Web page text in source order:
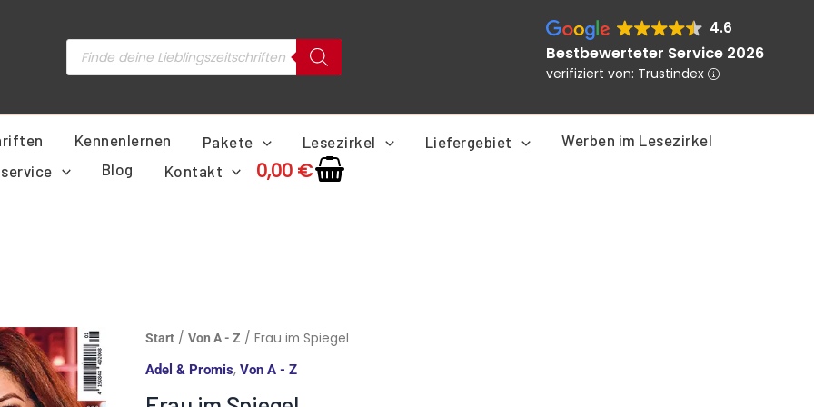
Products
search
4.6
Bestbewerteter Service 2026
verifiziert von: Trustindex
Kennenlernen Pakete Lesezirkel Liefergebiet
Werben im Lesezirkel
Blog Kontakt 0,00 €
Start/ Von A - Z / Frau im Spiegel
Adel & Promis, Von A - Z
Ursprünglicher
Preis
war:
Frau
Spiegel
Menge